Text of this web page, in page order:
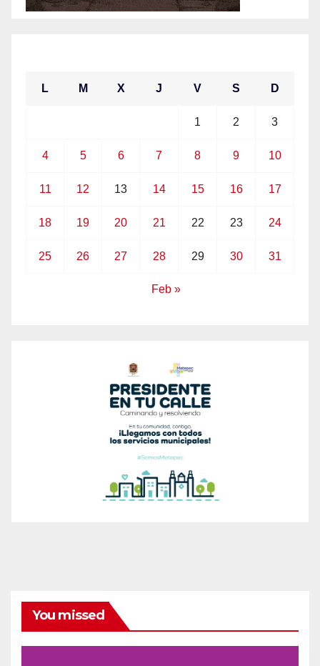
L M X J V S D
1 2 3
4 5 6 7 8 9 10
11 12 13 14 15 16 17
18 19 20 21 22 23 24
25 26 27 28 29 30 31
Feb »
You missed